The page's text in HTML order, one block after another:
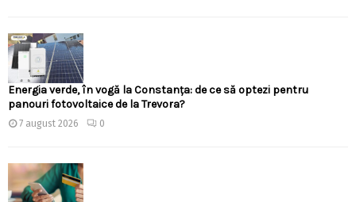
Energia verde, în vogă la Constanța: de ce să optezi pentru
panouri fotovoltaice de la Trevora?
7 august 2026 0